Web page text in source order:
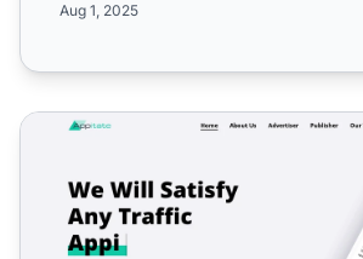
Aug 1, 2025
Programme d'affiliation Appitate